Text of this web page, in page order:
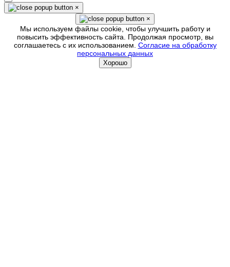
×
×
Мы используем файлы cookie, чтобы улучшить работу и
повысить эффективность сайта. Продолжая просмотр, вы
соглашаетесь с их использованием. Согласие на обработку
персональных данных
Хорошо